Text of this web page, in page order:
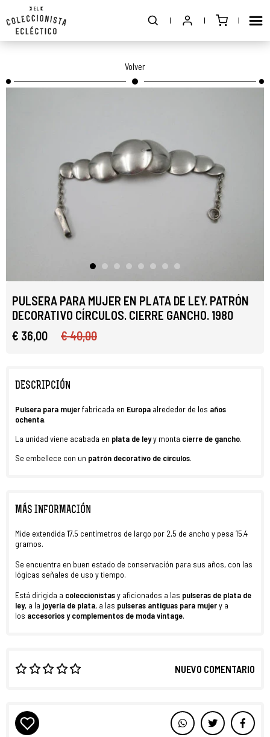
Volver
PULSERA PARA MUJER EN PLATA DE LEY. PATRÓN
DECORATIVO CÍRCULOS. CIERRE GANCHO. 1980
€ 36,00
€ 40,00
DESCRIPCIÓN
Pulsera para mujerfabricada en Europa alrededor de los años
ochenta.
La unidad viene acabada en plata de leyy monta cierre de gancho.
Se embellece con un patrón decorativo de círculos.
MÁS INFORMACIÓN
Mide extendida 17,5 centímetros de largo por 2,5 de ancho y pesa 15,4
gramos.
Se encuentra en buen estado de conservación para sus años, con las
lógicas señales de uso y tiempo.
Está dirigida a coleccionistasy aficionados a las pulseras de plata de
ley, a la joyería de plata, a las pulseras antiguas para mujery a
los accesorios y complementos de moda vintage.
NUEVO COMENTARIO